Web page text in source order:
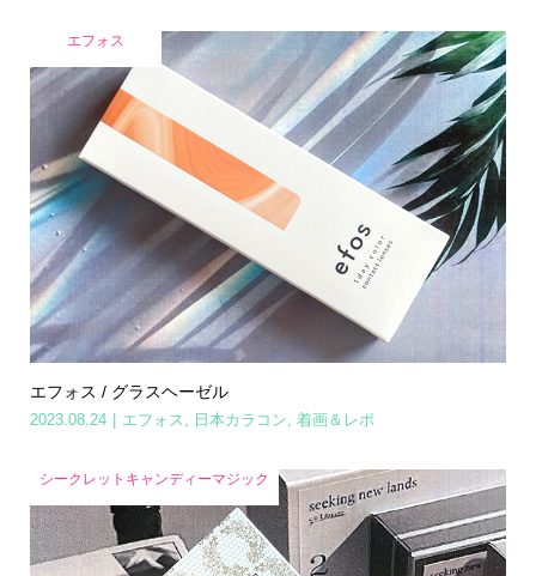
エフォス
エフォス / グラスヘーゼル
2023.08.24 エフォス 日本カラコン 着画＆レポ
シークレットキャンディーマジック